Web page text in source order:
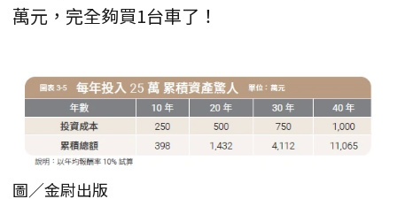
萬元，完全夠買1台車了！
圖／金尉出版